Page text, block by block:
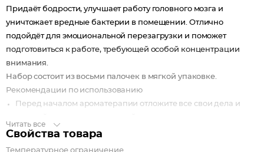
Придаёт бодрости, улучшает работу головного мозга и
уничтожает вредные бактерии в помещении. Отлично
подойдёт для эмоциональной перезагрузки и поможет
подготовиться к работе, требующей особой концентрации
внимания.
Набор состоит из восьми палочек в мягкой упаковке.
Рекомендации по использованию
Перед началом ароматерапии отложите все свои дела и
Зажгите палочку и дайте ей погореть несколько секунд,
Читать все
Свойства товара